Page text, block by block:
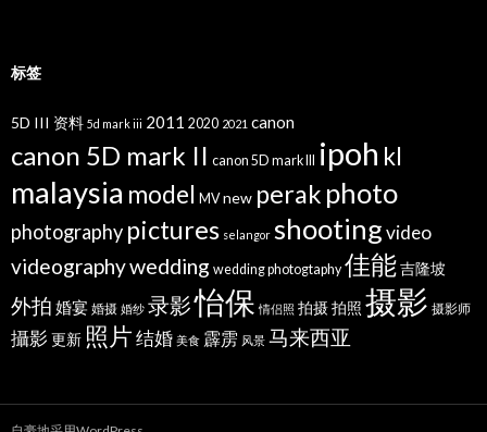
标签
5D III 资料 5d mark iii 2011 2020 2021 canon
canon 5D mark II canon 5D mark III ipoh kl
malaysia model MV new perak photo
photography pictures selangor shootingvideo
videographywedding wedding photogtaphy 佳能吉隆坡
外拍 婚宴 婚摄 婚纱 录影怡保 情侣照 拍摄拍照 摄影 摄影师
攝影 更新 照片结婚 美食 霹雳 风景 马来西亚